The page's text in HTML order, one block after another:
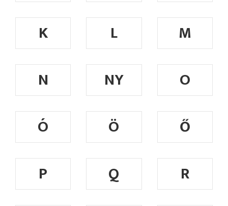
K
L
M
N
NY
O
Ó
Ö
Ő
P
Q
R